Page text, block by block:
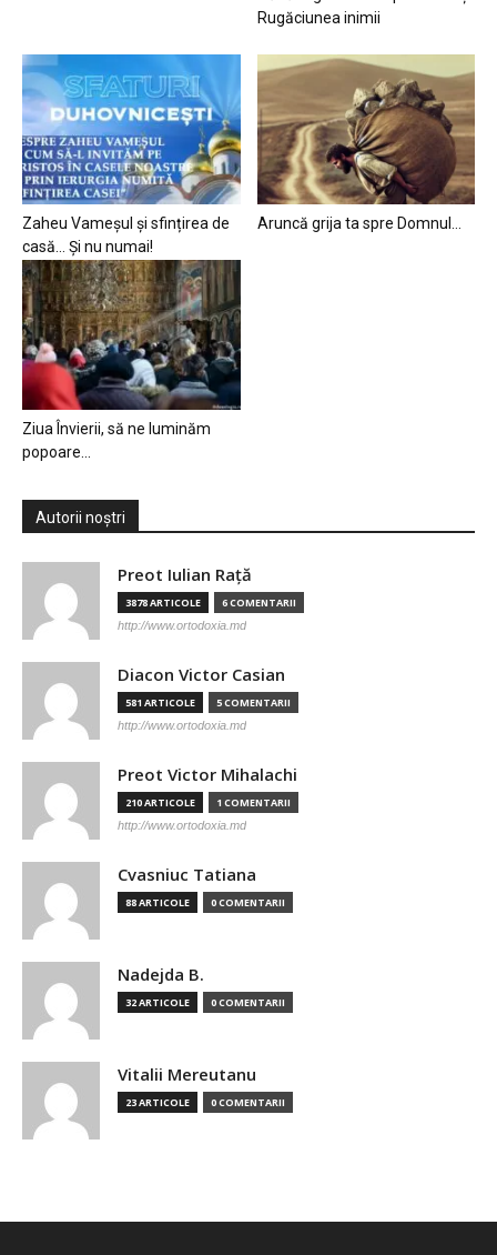
Rugăciunea inimii
Zaheu Vameșul și sfințirea de
casă… Și nu numai!
Aruncă grija ta spre Domnul…
Ziua Învierii, să ne luminăm
popoare…
Autorii noștri
Preot Iulian Raţă
3878 ARTICOLE 6 COMENTARII
http://www.ortodoxia.md
Diacon Victor Casian
581 ARTICOLE 5 COMENTARII
http://www.ortodoxia.md
Preot Victor Mihalachi
210 ARTICOLE 1 COMENTARII
http://www.ortodoxia.md
Cvasniuc Tatiana
88 ARTICOLE 0 COMENTARII
Nadejda B.
32 ARTICOLE 0 COMENTARII
Vitalii Mereutanu
23 ARTICOLE 0 COMENTARII